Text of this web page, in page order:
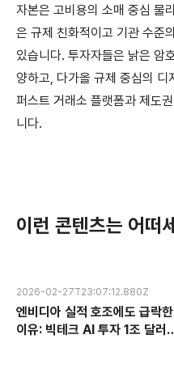
자본은 고비용의 소매 중심 물
은 규제 친화적이고 기관 수준
있습니다. 투자자들은 낡은 암
양하고, 다가올 규제 중심의 디
퍼스트 거래소 플랫폼과 제도
니다.
이런 콘텐츠는 어떠
2026-02-27T23:07:12.880Z
엔비디아 실적 호조에도 급락한
이유: 빅테크 AI 투자 1조 달러